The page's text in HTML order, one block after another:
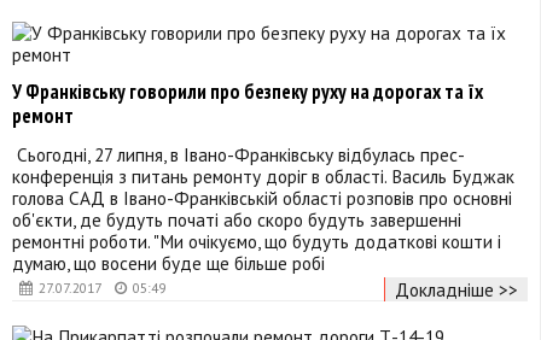
27.07.2017 05:49
У Франківську говорили про безпеку руху на дорогах та їх
ремонт
Сьогодні, 27 липня, в Івано-Франківську відбулась прес-
конференція з питань ремонту доріг в області. Василь Буджак
голова САД в Івано-Франківській області розповів про основні
об'єкти, де будуть початі або скоро будуть завершенні
ремонтні роботи. "Ми очікуємо, що будуть додаткові кошти і
думаю, що восени буде ще більше робі
Докладніше >>